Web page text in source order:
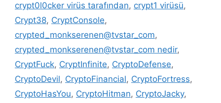
crypt0l0cker virüs tarafından, crypt1 virüsü,
Crypt38, CryptConsole,
crypted_monkserenen@tvstar_com,
crypted_monkserenen@tvstar_com nedir,
CryptFuck, CryptInfinite, CryptoDefense,
CryptoDevil, CryptoFinancial, CryptoFortress,
CryptoHasYou, CryptoHitman, CryptoJacky,